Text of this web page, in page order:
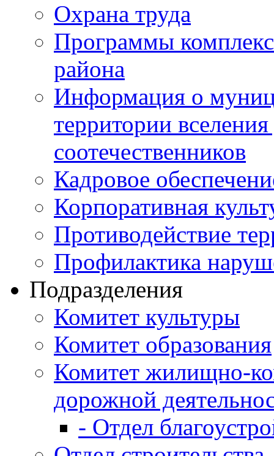
Охрана труда
Программы
района
Информация о
территории
соотечественников
Кадровое
Корпоративная
Противодействие
Профилактика
Подразделения
Комитет культуры
Комитет образования
Комитет жилищно-
дорожной
- Отдел